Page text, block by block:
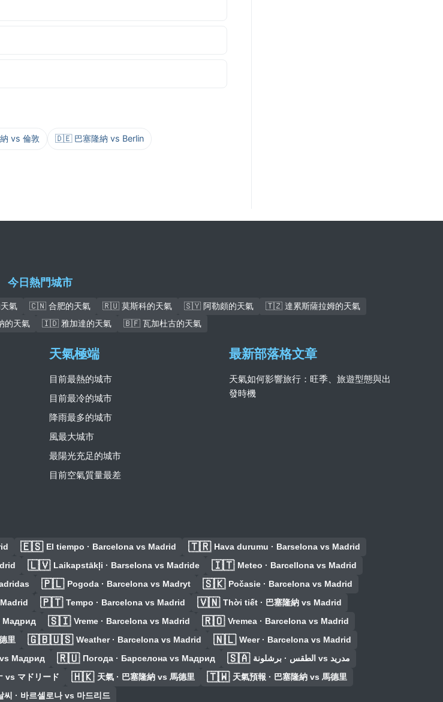
vs 倫敦 🇩🇪 巴塞隆納 vs Berlin
今日熱門城市
氣 🇨🇳 合肥的天氣 🇷🇺 莫斯科的天氣 🇸🇾 阿勒頗的天氣
🇹🇿 達累斯薩拉姆的天氣
天氣 🇮🇩 雅加達的天氣 🇧🇫 瓦加杜古的天氣
天氣極端
目前最熱的城市
目前最冷的城市
降雨最多的城市
風最大城市
最陽光充足的城市
目前空氣質量最差
最新部落格文章
天氣如何影響旅行：旺季、旅遊型態與出
發時機
🇪🇸 El tiempo · Barcelona vs Madrid 🇹🇷 Hava durumu · Barselona vs Madrid
🇱🇻 Laikapstākļi · Barselona vs Madride 🇮🇹 Meteo · Barcellona vs Madrid
🇵🇱 Pogoda · Barcelona vs Madryt 🇸🇰 Počasie · Barcelona vs Madrid
🇵🇹 Tempo · Barcelona vs Madrid 🇻🇳 Thời tiết · 巴塞隆納 vs Madrid
Мадрид 🇸🇮 Vreme · Barcelona vs Madrid 🇷🇴 Vremea · Barcelona vs Madrid
里 🇬🇧🇺🇸 Weather · Barcelona vs Madrid 🇳🇱 Weer · Barcelona vs Madrid
Мадрид 🇷🇺 Погода · Барселона vs Мадрид 🇸🇦 الطقس · برشلونة vs مدريد
vs マドリード 🇭🇰 天氣 · 巴塞隆納 vs 馬德里 🇹🇼 天氣預報 · 巴塞隆納 vs 馬德里
씨 · 바르셀로나 vs 마드리드